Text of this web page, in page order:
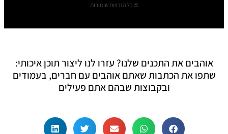
© כל הזכויות שומורות
אוהבים את התכנים שלנו? עזרו לנו ליצור תוכן איכותי:
שתפו את הכתבות שאתם אוהבים עם חברים, בעמודים
ובקבוצות שבהם אתם פעילים